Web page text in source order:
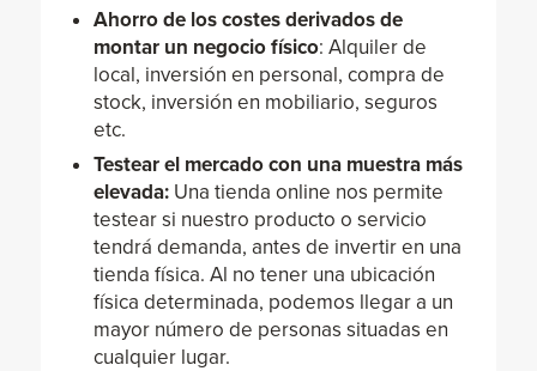
Ahorro de los costes derivados de
montar un negocio físico: Alquiler de
local, inversión en personal, compra de
stock, inversión en mobiliario, seguros
etc.
Testear el mercado con una muestra más
elevada: Una tienda online nos permite
testear si nuestro producto o servicio
tendrá demanda, antes de invertir en una
tienda física. Al no tener una ubicación
física determinada, podemos llegar a un
mayor número de personas situadas en
cualquier lugar.